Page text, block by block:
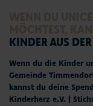
KINDER AUS
Wenn du die Kinder
Gemeinde
kannst du deine
Kinderherz e.V. |